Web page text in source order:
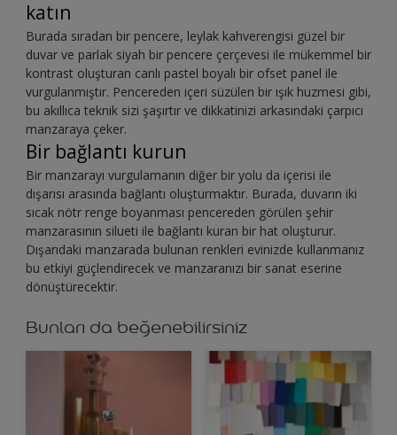
katın
Burada sıradan bir pencere, leylak kahverengisi güzel bir
duvar ve parlak siyah bir pencere çerçevesi ile mükemmel bir
kontrast oluşturan canlı pastel boyalı bir ofset panel ile
vurgulanmıştır. Pencereden içeri süzülen bir ışık huzmesi gibi,
bu akıllıca teknik sizi şaşırtır ve dikkatinizi arkasındaki çarpıcı
manzaraya çeker.
Bir bağlantı kurun
Bir manzarayı vurgulamanın diğer bir yolu da içerisi ile
dışarısı arasında bağlantı oluşturmaktır. Burada, duvarın iki
sıcak nötr renge boyanması pencereden görülen şehir
manzarasının silueti ile bağlantı kuran bir hat oluşturur.
Dışarıdaki manzarada bulunan renkleri evinizde kullanmanız
bu etkiyi güçlendirecek ve manzaranızı bir sanat eserine
dönüştürecektir.
Bunları da beğenebilirsiniz